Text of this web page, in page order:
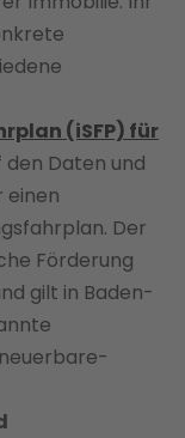
(iSFP) für
den Daten und
einen
Der
Förderung
gilt in Baden-